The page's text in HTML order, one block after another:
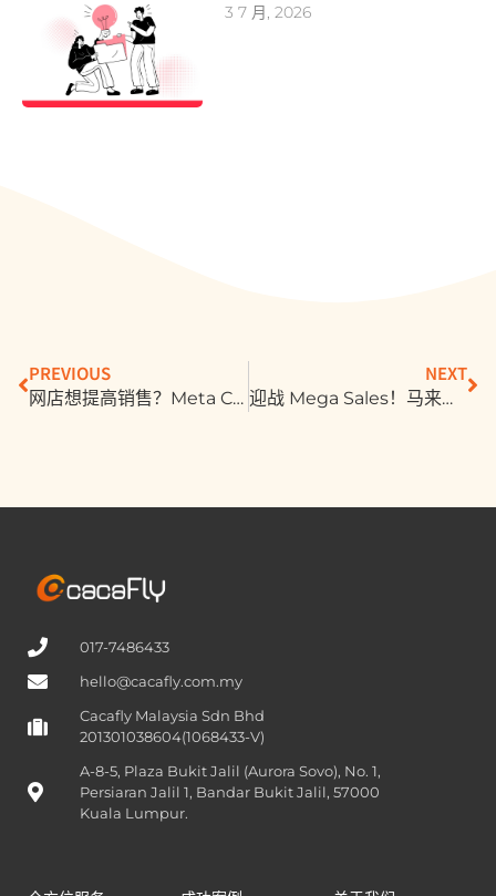
3 7 月, 2026
PREVIOUS
网店想提高销售？Meta Collaborative Ads 更新，加速销售！广告创建流程一次看
NEXT
迎战 Mega Sales！马来西亚网店怎样做营销？快来看 Meta 三大关键洞察！
017-7486433
hello@cacafly.com.my
Cacafly Malaysia Sdn Bhd
201301038604(1068433-V)
A-8-5, Plaza Bukit Jalil (Aurora Sovo), No. 1,
Persiaran Jalil 1, Bandar Bukit Jalil, 57000
Kuala Lumpur.